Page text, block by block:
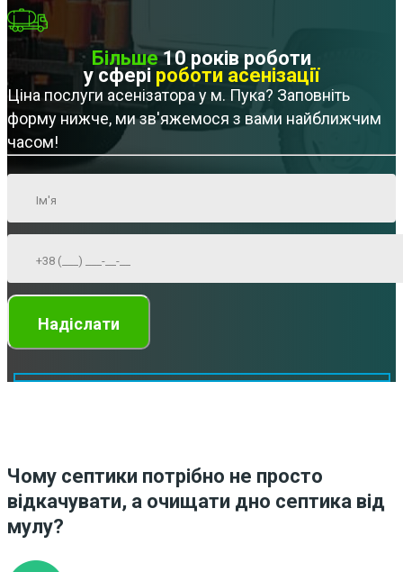
Більше10 років роботи
у сфері роботи асенізації
Ціна послуги асенізатора у м. Пука? Заповніть
форму нижче, ми зв'яжемося з вами найближчим
часом!
Чому септики потрібно не просто
відкачувати, а очищати дно септика від
мулу?